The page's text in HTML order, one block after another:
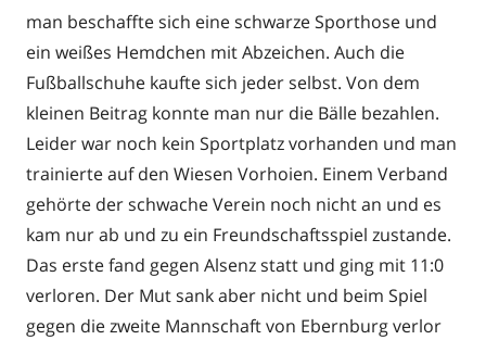
man beschaffte sich eine schwarze Sporthose und
ein weißes Hemdchen mit Abzeichen. Auch die
Fußballschuhe kaufte sich jeder selbst. Von dem
kleinen Beitrag konnte man nur die Bälle bezahlen.
Leider war noch kein Sportplatz vorhanden und man
trainierte auf den Wiesen Vorhoien. Einem Verband
gehörte der schwache Verein noch nicht an und es
kam nur ab und zu ein Freundschaftsspiel zustande.
Das erste fand gegen Alsenz statt und ging mit 11:0
verloren. Der Mut sank aber nicht und beim Spiel
gegen die zweite Mannschaft von Ebernburg verlor